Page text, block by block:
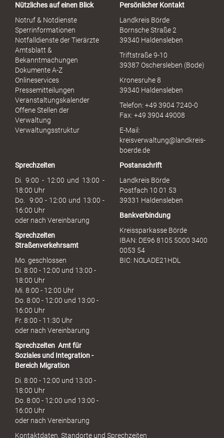
Nützliches auf einen Blick
Notruf & Notdienste
Sperrinformationen
Notfalldienste der Tierärzte
Amtsblatt &
Bekanntmachungen
Dokumente A-Z
Onlineservices
Pressemitteilungen
Veranstaltungskalender
Offene Stellen der
Verwaltung
Verwaltungsstruktur
Persönlicher Kontakt
Landkreis Börde
Bornsche Straße 2
39340 Haldensleben
Triftstraße 9-10
39387 Oschersleben (Bode)
Kronesruhe 8
39340 Haldensleben
Telefon: +49 3904 7240-0
Fax: +49 3904 49008
E-Mail:
kreisverwaltung@landkreis-
boerde.de
Sprechzeiten
Di. 9:00 - 12:00 und 13:00 -
18:00 Uhr
Do. 9:00 - 12:00 und 13:00 -
16:00 Uhr
oder nach Vereinbarung
Sprechzeiten
Straßenverkehrsamt
Mo. geschlossen
Di. 8:00 - 12:00 und 13:00 -
18:00 Uhr
Mi. 8:00 - 12:00 Uhr
Do. 8:00 - 12:00 und 13:00 -
16:00 Uhr
Fr. 8:00 - 11:30 Uhr
oder nach Vereinbarung
Sprechzeiten Amt für
Soziales und Integration -
Bereich Migration
Di. 8:00 - 12:00 und 13:00 -
18:00 Uhr
Do. 8:00 - 12:00 und 13:00 -
16:00 Uhr
oder nach Vereinbarung
Postanschrift
Landkreis Börde
Postfach 10 01 53
39331 Haldensleben
Bankverbindung
Kreissparkasse Börde
IBAN: DE96 8105 5000 3400
0053 54
BIC: NOLADE21HDL
Kontaktdaten, Standorte und Sprechzeiten